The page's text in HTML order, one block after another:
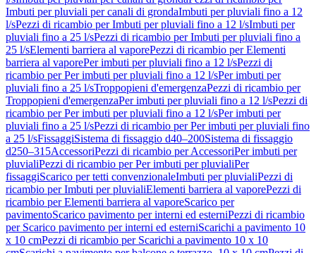
Imbuti per pluviali per canali di grondaImbuti per pluviali fino a 12
l/sPezzi di ricambio per Imbuti per pluviali fino a 12 l/sImbuti per
pluviali fino a 25 l/sPezzi di ricambio per Imbuti per pluviali fino a
25 l/sElementi barriera al vaporePezzi di ricambio per Elementi
barriera al vaporePer imbuti per pluviali fino a 12 l/sPezzi di
ricambio per Per imbuti per pluviali fino a 12 l/sPer imbuti per
pluviali fino a 25 l/sTroppopieni d'emergenzaPezzi di ricambio per
Troppopieni d'emergenzaPer imbuti per pluviali fino a 12 l/sPezzi di
ricambio per Per imbuti per pluviali fino a 12 l/sPer imbuti per
pluviali fino a 25 l/sPezzi di ricambio per Per imbuti per pluviali fino
a 25 l/sFissaggiSistema di fissaggio d40–200Sistema di fissaggio
d250–315AccessoriPezzi di ricambio per AccessoriPer imbuti per
pluvialiPezzi di ricambio per Per imbuti per pluvialiPer
fissaggiScarico per tetti convenzionaleImbuti per pluvialiPezzi di
ricambio per Imbuti per pluvialiElementi barriera al vaporePezzi di
ricambio per Elementi barriera al vaporeScarico per
pavimentoScarico pavimento per interni ed esterniPezzi di ricambio
per Scarico pavimento per interni ed esterniScarichi a pavimento 10
x 10 cmPezzi di ricambio per Scarichi a pavimento 10 x 10